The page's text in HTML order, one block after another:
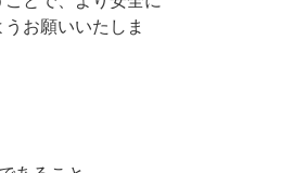
お願いいたしま